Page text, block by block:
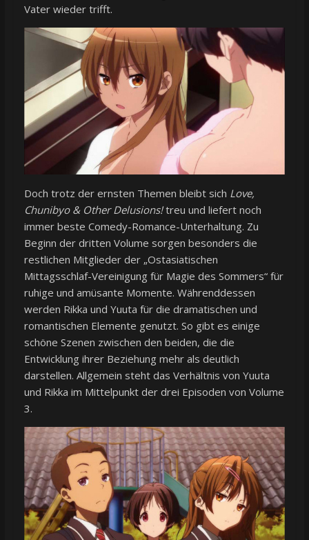
Vater wieder trifft.
Doch trotz der ernsten Themen bleibt sich Love,
Chunibyo & Other Delusions!treu und liefert noch
immer beste Comedy-Romance-Unterhaltung. Zu
Beginn der dritten Volume sorgen besonders die
restlichen Mitglieder der „Ostasiatischen
Mittagsschlaf-Vereinigung für Magie des Sommers“ für
ruhige und amüsante Momente. Währenddessen
werden Rikka und Yuuta für die dramatischen und
romantischen Elemente genutzt. So gibt es einige
schöne Szenen zwischen den beiden, die die
Entwicklung ihrer Beziehung mehr als deutlich
darstellen. Allgemein steht das Verhältnis von Yuuta
und Rikka im Mittelpunkt der drei Episoden von Volume
3.